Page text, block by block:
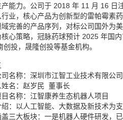
能力。公司于 2018 年 11 月 16 日
业，核心产品为创新型的雷帕霉素
完善的产品序列，对标公司国外为
核心策略，冠脉药球预计 2025 年国
创投，晟隆创投等基金机构。
称：深圳市江智工业技术有限公司
名：赵岁民 董事长
称：江智康养生态机器人项目
以人工智能、大数据及新技术为支
三大板块：一是机器人硬件研发，